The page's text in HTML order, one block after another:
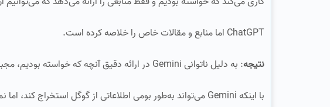
ChatGPT اما منابع و مقالات خاص را خلاصه کرده است.
نتیجه: به دلیل ناتوانی Gemini در ارائه دقیق آنچه که خواسته بودیم، مجبور هستیم ChatGPT را انتخاب کنیم.
با اینکه Gemini می‌تواند به‌طور بومی اطلاعاتی از گوگل استخراج کند، اما نمی‌تواند این وظیفه را با سطح دقت مشابه ChatGPT انجام دهد.